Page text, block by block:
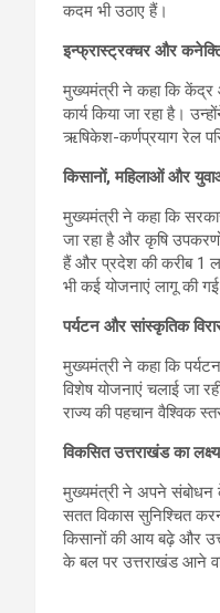
कदम भी उठाए हैं।
इन्फ्रास्ट्रक्चर और
मुख्यमंत्री ने कहा कि केंद्र
कार्य किया जा रहा है।
ऋषिकेश-कर्णप्रयाग रेल
किसानों, महिलाओं और
मुख्यमंत्री ने कहा कि
जा रहा है और कृषि
हैं और प्रदेश की करीब 1
भी कई योजनाएं लागू की
पर्यटन और सांस्कृतिक
मुख्यमंत्री ने कहा कि
विशेष योजनाएं चलाई जा
राज्य की पहचान वैश्विक
विकसित उत्तराखंड का लक्ष्य
मुख्यमंत्री ने अपने संबोधन
सतत विकास सुनिश्चित
किसानों की आय बढ़े और
के बल पर उत्तराखंड आने